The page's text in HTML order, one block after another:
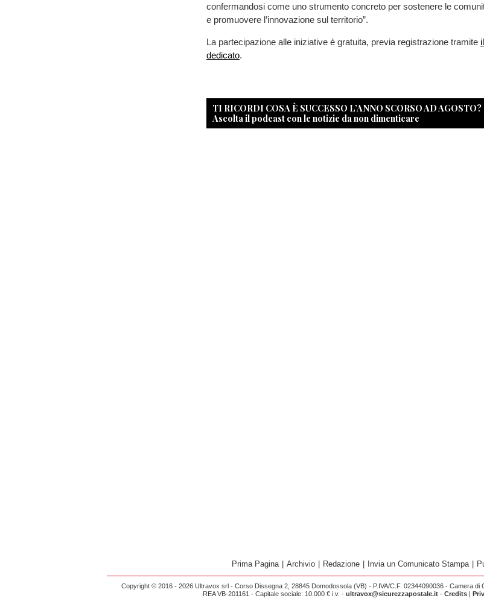
confermandosi come uno strumento concreto per sostenere le
e promuovere l’innovazione sul territorio”.
La partecipazione alle iniziative è gratuita, previa registrazione tramite
dedicato.
TI RICORDI COSA È SUCCESSO L’ANNO SCORSO AD AGOSTO?
Ascolta il podcast con le notizie da non dimenticare
Prima Pagina Archivio Redazione Invia un Comunicato Stampa
Copyright © 2016 - 2026 Ultravox srl - Corso Dissegna 2, 28845 Domodossola (VB) - P.IVA/C.F. 02344090036 - Camera
REA VB-201161 - Capitale sociale: 10.000 € i.v. - ultravox@sicurezzapostale.it- Credits|